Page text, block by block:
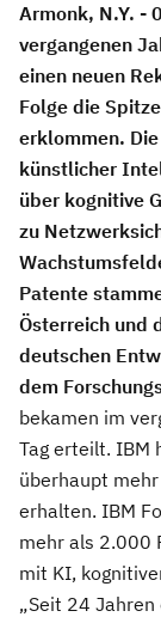
Armonk, N.Y. -
vergangenen
einen neuen
Folge die
erklommen.
künstlicher
über kognitive
zu
Patente
Österreich und
deutschen
dem
bekamen im
Tag erteilt. IBM
überhaupt
erhalten. IBM
mehr als 2.000
mit KI,
„Seit 24